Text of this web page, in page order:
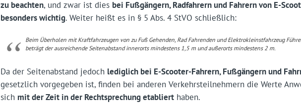
zu beachten, und zwar ist dies bei Fußgängern, Radfahrern und Fahrern von E-
besonders wichtig. Weiter heißt es in § 5 Abs. 4 StVO schließlich:
Beim Überholen mit Kraftfahrzeugen von zu Fuß Gehenden, Rad Fahrenden und Elektrokleinstfahrzeug
beträgt der ausreichende Seitenabstand innerorts mindestens 1,5 m und außerorts mindestens 2 m.
Da der Seitenabstand jedoch lediglich bei E-Scooter-Fahrern, Fußgängern und
gesetzlich vorgegeben ist, finden bei anderen Verkehrsteilnehmern die Werte
sich mit der Zeit in der Rechtsprechung etablierthaben.